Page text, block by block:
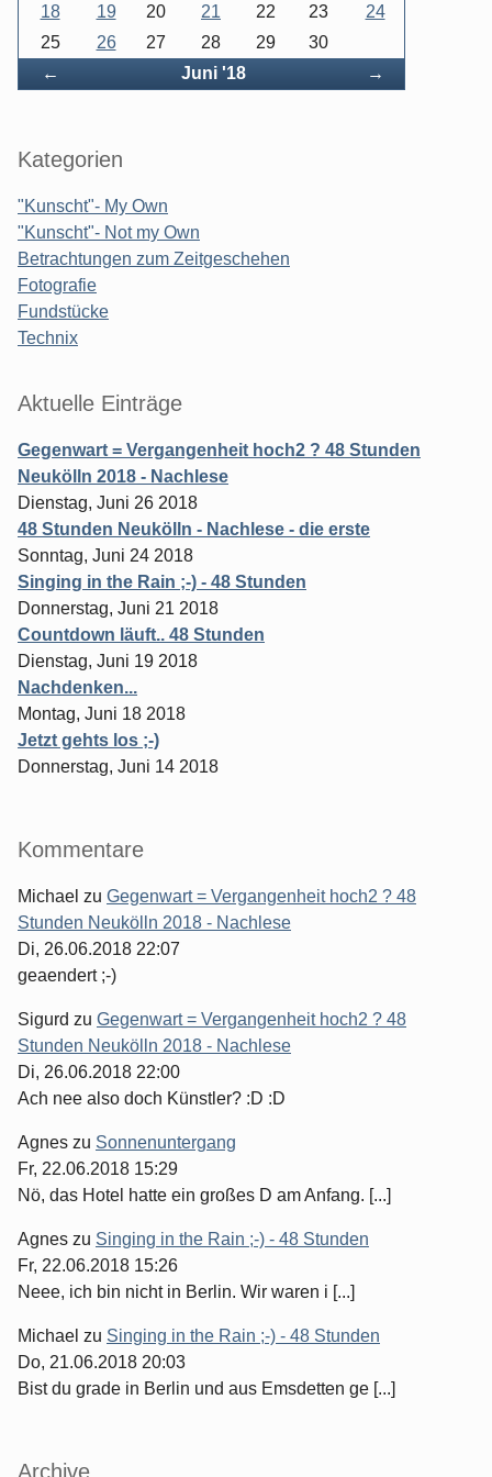
← Juni '18 Vorwärts
→
18
19 20 21 22 23
24
25
26 27 28 29 30
Kategorien
"Kunscht"- My Own
"Kunscht"- Not my Own
Betrachtungen zum Zeitgeschehen
Fotografie
Fundstücke
Technix
Aktuelle Einträge
Gegenwart = Vergangenheit hoch2 ? 48 Stunden
Neukölln 2018 - Nachlese
Dienstag, Juni 26 2018
48 Stunden Neukölln - Nachlese - die erste
Sonntag, Juni 24 2018
Singing in the Rain ;-) - 48 Stunden
Donnerstag, Juni 21 2018
Countdown läuft.. 48 Stunden
Dienstag, Juni 19 2018
Nachdenken...
Montag, Juni 18 2018
Jetzt gehts los ;-)
Donnerstag, Juni 14 2018
Kommentare
Michael zu Gegenwart = Vergangenheit hoch2 ? 48
Stunden Neukölln 2018 - Nachlese
Di, 26.06.2018 22:07
geaendert ;-)
Sigurd zu Gegenwart = Vergangenheit hoch2 ? 48
Stunden Neukölln 2018 - Nachlese
Di, 26.06.2018 22:00
Ach nee also doch Künstler? :D :D
Agnes zu Sonnenuntergang
Fr, 22.06.2018 15:29
Nö, das Hotel hatte ein großes D am Anfang. [...]
Agnes zu Singing in the Rain ;-) - 48 Stunden
Fr, 22.06.2018 15:26
Neee, ich bin nicht in Berlin. Wir waren i [...]
Michael zu Singing in the Rain ;-) - 48 Stunden
Do, 21.06.2018 20:03
Bist du grade in Berlin und aus Emsdetten ge [...]
Archive